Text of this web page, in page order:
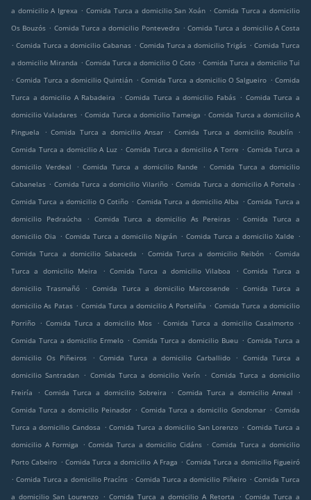
a domicilio A Igrexa . Comida Turca a domicilio San Xoán . Comida Turca a domicilio
Os Bouzós . Comida Turca a domicilio Pontevedra . Comida Turca a domicilio A Costa
. Comida Turca a domicilio Cabanas . Comida Turca a domicilio Trigás . Comida Turca
a domicilio Miranda . Comida Turca a domicilio O Coto . Comida Turca a domicilio Tui
. Comida Turca a domicilio Quintián . Comida Turca a domicilio O Salgueiro . Comida
Turca a domicilio A Rabadeira
. Comida Turca a domicilio Fabás . Comida Turca a
domicilio Valadares . Comida Turca a domicilio Tameiga . Comida Turca a domicilio A
Pinguela
. Comida Turca a domicilio Ansar . Comida Turca a domicilio Roublín
.
Comida Turca a domicilio A Luz . Comida Turca a domicilio A Torre . Comida Turca a
domicilio Verdeal
. Comida Turca a domicilio Rande . Comida Turca a domicilio
Cabanelas . Comida Turca a domicilio Vilariño . Comida Turca a domicilio A Portela .
Comida Turca a domicilio O Cotiño . Comida Turca a domicilio Alba . Comida Turca a
domicilio Pedraúcha
. Comida Turca a domicilio As Pereiras . Comida Turca a
domicilio Oia . Comida Turca a domicilio Nigrán . Comida Turca a domicilio Xalde .
Comida Turca a domicilio Sabaceda
. Comida Turca a domicilio Reibón . Comida
Turca a domicilio Meira
. Comida Turca a domicilio Vilaboa . Comida Turca a
domicilio Trasmañó
. Comida Turca a domicilio Marcosende . Comida Turca a
domicilio As Patas . Comida Turca a domicilio A Porteliña . Comida Turca a domicilio
Porriño . Comida Turca a domicilio Mos . Comida Turca a domicilio Casalmorto .
Comida Turca a domicilio Ermelo . Comida Turca a domicilio Bueu . Comida Turca a
domicilio Os Piñeiros
. Comida Turca a domicilio Carballido . Comida Turca a
domicilio Santradan . Comida Turca a domicilio Verín . Comida Turca a domicilio
Freiría
. Comida Turca a domicilio Sobreira . Comida Turca a domicilio Ameal
.
Comida Turca a domicilio Peinador . Comida Turca a domicilio Gondomar . Comida
Turca a domicilio Candosa . Comida Turca a domicilio San Lorenzo . Comida Turca a
domicilio A Formiga
. Comida Turca a domicilio Cidáns . Comida Turca a domicilio
Porto Cabeiro . Comida Turca a domicilio A Fraga . Comida Turca a domicilio Figueiró
. Comida Turca a domicilio Pracíns . Comida Turca a domicilio Piñeiro . Comida Turca
a domicilio San Lourenzo . Comida Turca a domicilio A Retorta . Comida Turca a